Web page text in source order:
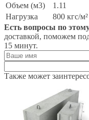
Объем (м3)
1.11
Нагрузка
800 кгс/м²
Есть вопросы по
доставкой, поможем
15 минут.
Также может